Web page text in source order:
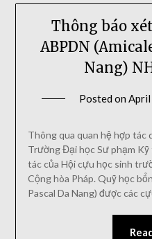
Thông báo
ABPDN
Nang)
Posted on April
Thông qua quan hệ hợp tác
Trường Đại học Sư phạm
tác của Hội cựu học sinh
Cộng hòa Pháp. Quỹ học
Pascal Da Nang) được các